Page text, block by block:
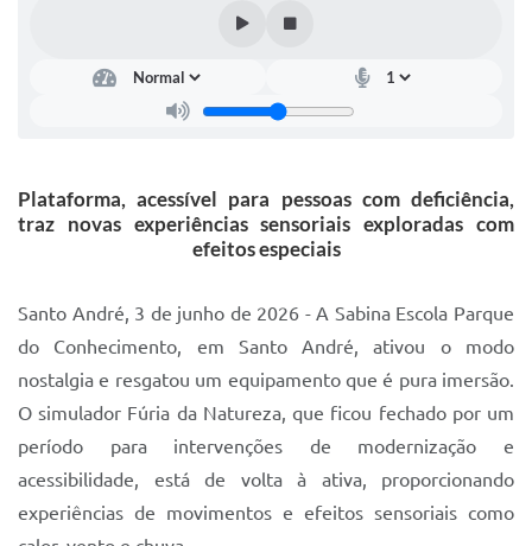
Legislação
Lei de acesso à informação
Mobilidade Urbana Sustentável
Passe Escolar
Parque Escola
Quadra Fiscal
Sistema Colab
Plataforma, acessível para pessoas com deficiência,
traz novas experiências sensoriais exploradas com
efeitos especiais
Santo André, 3 de junho de 2026 - A Sabina Escola Parque
do Conhecimento, em Santo André, ativou o modo
nostalgia e resgatou um equipamento que é pura imersão.
O simulador Fúria da Natureza, que ficou fechado por um
período para intervenções de modernização e
acessibilidade, está de volta à ativa, proporcionando
experiências de movimentos e efeitos sensoriais como